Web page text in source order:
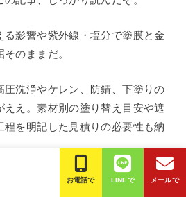
影響や紫外線・塩分で塗膜と金
のままだ。
圧洗浄やケレン、防錆、下塗りの
え。素材別の塗り替え目安や遮
を明記した見積りの必要性も納
の管理、養生と足場の丁寧さが仕
お電話で LINEで メールで